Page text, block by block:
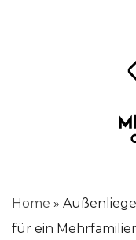
Home »
für ein